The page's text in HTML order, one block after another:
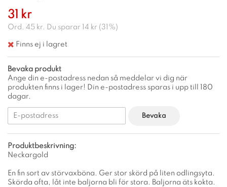
31 kr
Ord. 45 kr. Du sparar 14 kr ( 31 %)
Finns ej i lagret
Bevaka produkt
Ange din e-postadress nedan så meddelar vi dig när
produkten finns i lager! Din e-postadress sparas i upp till 180
dagar.
Bevaka
Produktbeskrivning:
Neckargold
En fin sort av störvaxböna. Ger stor skörd på liten odlingsyta.
Skörda ofta, låt inte baljorna bli för stora. Baljorna äts kokta.